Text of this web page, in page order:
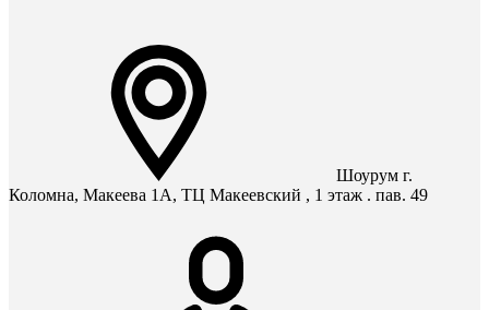
Шоурум г.
Коломна, Макеева 1А, ТЦ Макеевский , 1 этаж . пав. 49